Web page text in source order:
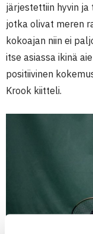
järjestettiin hyvin
jotka olivat meren
kokoajan niin ei
itse asiassa ikinä
positiivinen
Krook kiitteli.